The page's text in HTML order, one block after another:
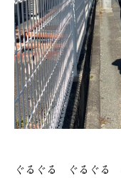
ぐるぐる ぐるぐ